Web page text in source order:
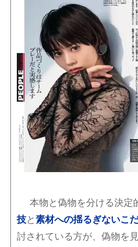
本物と偽物を分ける決定
技と素材への揺るぎないこ
討されている方が、偽物を